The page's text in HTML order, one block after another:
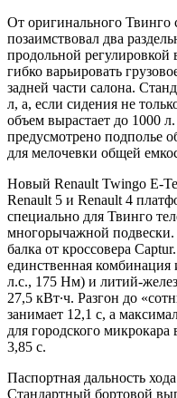
От оригинального Твинго
позаимствовал два
продольной регулировкой
гибко варьировать
задней части салона.
л, а, если сидения не
объем вырастает до 1000
предусмотрено подполье
для мелочевки общей
Новый Renault Twingo E-
Renault 5 и Renault 4
специально для Твинго
многорычажной
балка от кроссовера
единственная комбинация
л.с., 175 Нм) и литий-
27,5 кВт∙ч. Разгон до
занимает 12,1 с, а
для городского
3,85 с.
Паспортная дальность
Стандартный бортовой